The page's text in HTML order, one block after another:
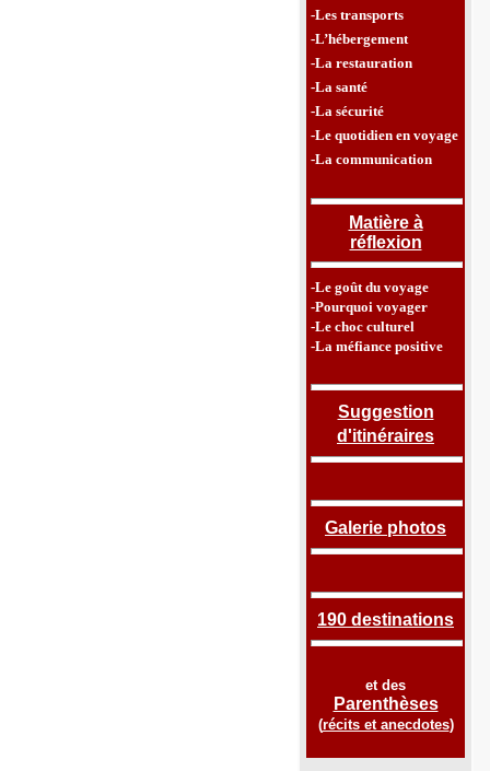
-Les transports
-L’hébergement
-La restauration
-La santé
-La sécurité
-Le quotidien en voyage
-La communication
Matière à
réflexion
-Le goût du voyage
-Pourquoi voyager
-Le choc culturel
-La méfiance positive
Suggestion
d'itinéraires
Galerie photos
190 destinations
et des
Parenthèses
(récits et anecdotes)